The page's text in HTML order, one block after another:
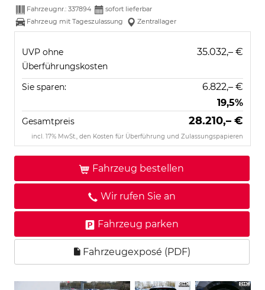
Fahrzeugnr.: 337894
sofort lieferbar
Fahrzeug mit Tageszulassung
Zentrallager
UVP ohne
Überführungskosten
35.032,– €
Sie sparen:
6.822,– €
19,5%
Gesamtpreis 28.210,– €
incl. 17% MwSt., den Kosten für Überführung und Zulassungspapieren
Fahrzeug bestellen
Wir rufen Sie an
Fahrzeug parken
Fahrzeugexposé (PDF)